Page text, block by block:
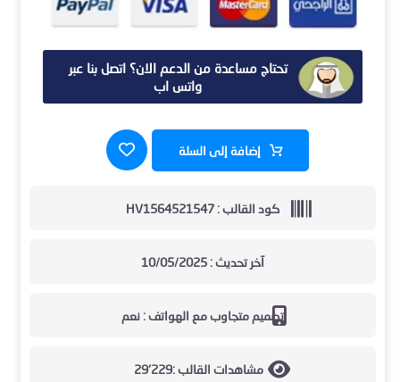
تحتاج مساعدة من الدعم الان؟ اتصل بنا عبر
واتس اب
إضافة إلى السلة
كود القالب : HV1564521547
آخر تحديث :
تصميم متجاوب مع الهواتف : نعم
مشاهدات القالب :29٬229